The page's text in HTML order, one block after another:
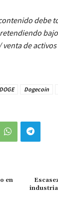
debe
venta de
DOGE Dogecoin
en